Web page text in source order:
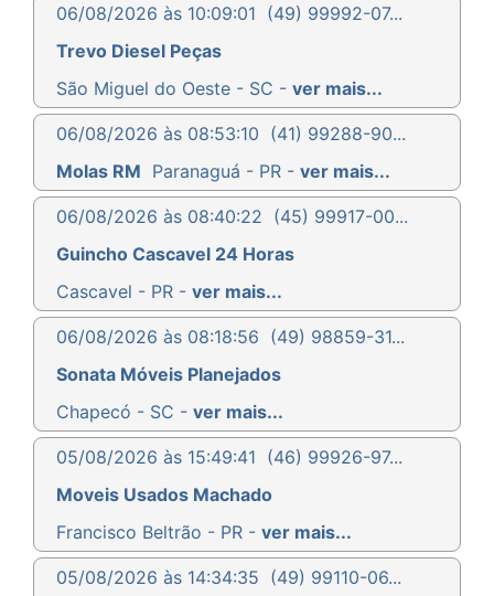
06/08/2026 às 10:09:01 (49) 99992-07...
Trevo Diesel Peças
São Miguel do Oeste - SC - ver mais...
06/08/2026 às 08:53:10 (41) 99288-90...
Molas RM Paranaguá - PR - ver mais...
06/08/2026 às 08:40:22 (45) 99917-00...
Guincho Cascavel 24 Horas
Cascavel - PR - ver mais...
06/08/2026 às 08:18:56 (49) 98859-31...
Sonata Móveis Planejados
Chapecó - SC - ver mais...
05/08/2026 às 15:49:41 (46) 99926-97...
Moveis Usados Machado
Francisco Beltrão - PR - ver mais...
05/08/2026 às 14:34:35 (49) 99110-06...